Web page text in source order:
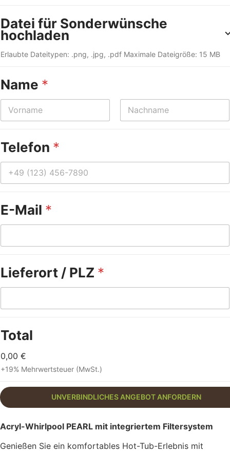
Datei für Sonderwünsche
hochladen
Erlaubte Dateitypen: .png, .jpg, .pdf Maximale Dateigröße: 15 MB
Name *
Telefon *
E-Mail *
Lieferort / PLZ *
Total
0,00 €
+19% Mehrwertsteuer (MwSt.)
UNVERBINDLICHES ANGEBOT ANFORDERN
Acryl-Whirlpool PEARL mit integriertem Filtersystem
Genießen Sie ein komfortables Hot-Tub-Erlebnis mit